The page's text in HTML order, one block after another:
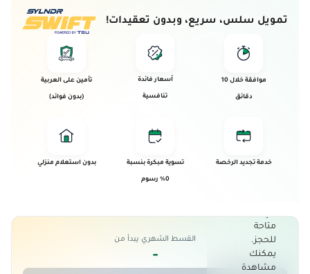
تمويل سلس، سريع، وبدون تعقيدات!
موافقة خلال 10
دقائق
أسعار فائدة
تنافسية
تأمين على العربية
(بدون فوائد)
خدمة تجديد الرخصة تسوية مبكرة بنسبة
0% رسوم
بدون استعلام منزلي
القسط الشهري يبدأ من
-
تم بيع
العربية!
متاحة
للحجز.
يمكنك
مشاهدة